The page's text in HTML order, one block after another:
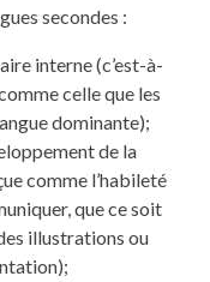
secondes :
interne (c’est-à-
celle que les
dominante);
de la
comme l’habileté
que ce soit
illustrations ou